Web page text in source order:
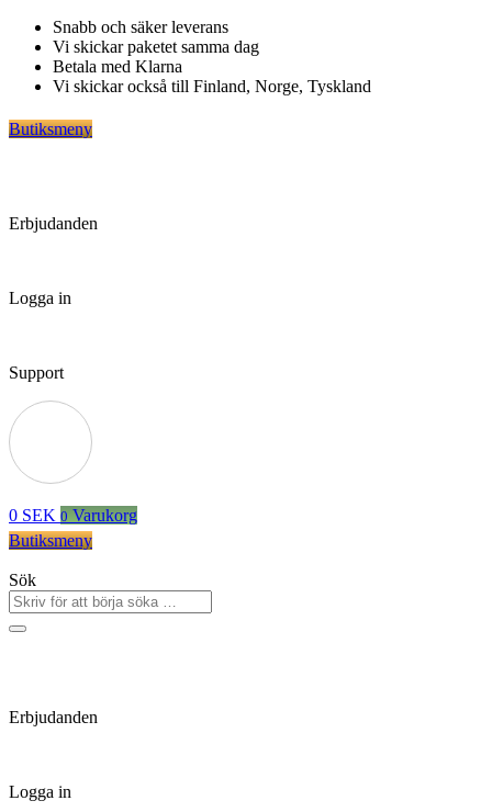
Hoppa
innehåll
Snabb och säker leverans
Vi skickar paketet samma dag
Betala med Klarna
Vi skickar också till Finland, Norge, Tyskland
Butiksmeny
Erbjudanden
Logga in
Support
0 SEK 0 Varukorg
Butiksmeny
Sök
Erbjudanden
Logga in